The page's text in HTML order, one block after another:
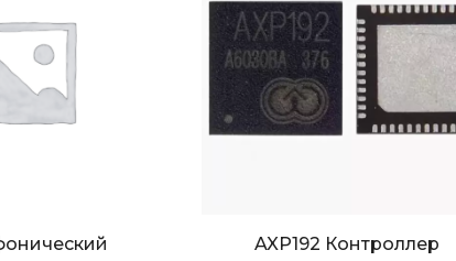
AXP192 Контроллер